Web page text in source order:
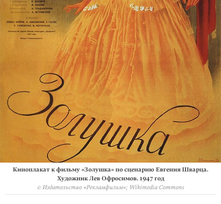
Киноплакат к фильму «Золушка» по сценарию Евгения Шварца.
Художник Лев Офросимов. 1947 год
© Издательство «Рекламфильм»; Wikimedia Commons